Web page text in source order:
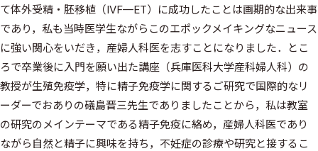
て体外受精・胚移植（IVF—ET）に成功したことは画期的な出来事
であり，私も当時医学生ながらこのエポックメイキングなニュース
に強い関心をいだき，産婦人科医を志すことになりました．とこ
ろで卒業後に入門を願い出た講座（兵庫医科大学産科婦人科）の
教授が生殖免疫学，特に精子免疫学に関するご研究で国際的なリ
ーダーでおありの礒島晋三先生でありましたことから，私は教室
の研究のメインテーマである精子免疫に絡め，産婦人科医であり
ながら自然と精子に興味を持ち，不妊症の診療や研究と接するこ